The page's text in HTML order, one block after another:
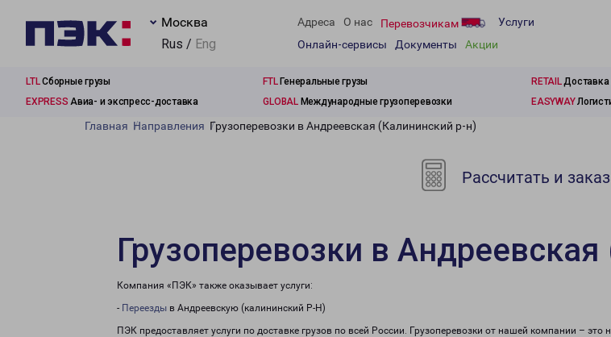
Москва
Rus / Eng
Адреса О нас Перевозчикам
Услуги
Онлайн-сервисы
Документы Акции
LTLСборные грузы FTLГенеральные грузы RETAILДоставка
EXPRESS Авиа- и экспресс-доставка GLOBALМеждународные грузоперевозки EASYWAY
Главная Направления Грузоперевозки в Андреевская (Калининский р-н)
Рассчитать и
Грузоперевозки в
Компания «ПЭК» также оказывает услуги:
- Переезды в Андреевскую (калининский Р-Н)
ПЭК предоставляет услуги по доставке грузов по всей России. Грузоперевозки от нашей компании –